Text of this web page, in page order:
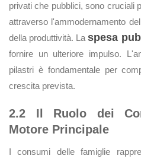
privati che pubblici, sono cruciali
attraverso l'ammodernamento
della produttività. Laspesa
fornire un ulteriore impulso.
pilastri è fondamentale per
crescita prevista.
2.2 Il Ruolo dei
Motore Principale
I consumi delle famiglie